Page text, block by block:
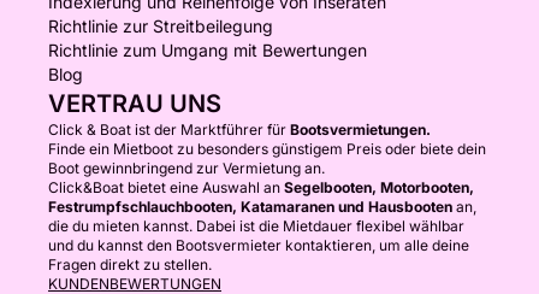
Richtlinie zur Streitbeilegung
Richtlinie zum Umgang mit Bewertungen
Blog
VERTRAU UNS
Click & Boat ist der Marktführer für Bootsvermietungen.
Finde ein Mietboot zu besonders günstigem Preis oder biete dein
Boot gewinnbringend zur Vermietung an.
Click&Boat bietet eine Auswahl an Segelbooten, Motorbooten,
Festrumpfschlauchbooten, Katamaranen und Hausbooten an,
die du mieten kannst. Dabei ist die Mietdauer flexibel wählbar
und du kannst den Bootsvermieter kontaktieren, um alle deine
Fragen direkt zu stellen.
KUNDENBEWERTUNGEN